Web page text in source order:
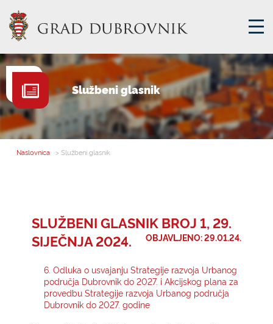
GRADSKA UPRAVA
GRADONAČELNIK
MJESNA SAMOUPRAVA
E-USLUGE
KONTAKTI
Službeni glasnik
Naslovnica > Službeni glasnik
SLUŽBENI GLASNIK BROJ 1, 29.
SIJEČNJA 2024.
OBJAVLJENO: 29.01.24.
6. Odluka o usvajanju Strategije razvoja Urbanog
područja Dubrovnik do 2027. i Akcijskog plana za
provedbu Strategije razvoja Urbanog područja
Dubrovnik do 2027. godine